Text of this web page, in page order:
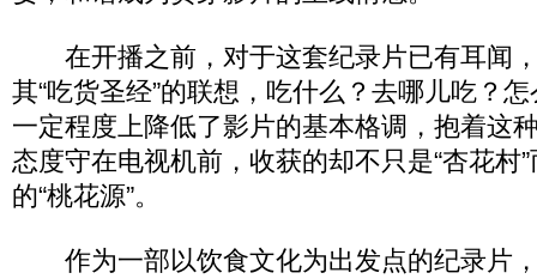
在开播之前，对于这套纪录片已有耳闻
其“吃货圣经”的联想，吃什么？去哪儿吃？
一定程度上降低了影片的基本格调，抱着这
态度守在电视机前，收获的却不只是“杏花村
的“桃花源”。
作为一部以饮食文化为出发点的纪录片